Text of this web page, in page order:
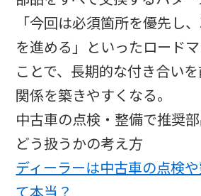
「今回は必須箇所を優先し
を進める」といったロード
ことで、長期的な付き合い
関係を築きやすくなる。
中古車の点検・整備で推奨
どう扱うかの考え方
ディーラーは中古車の点検